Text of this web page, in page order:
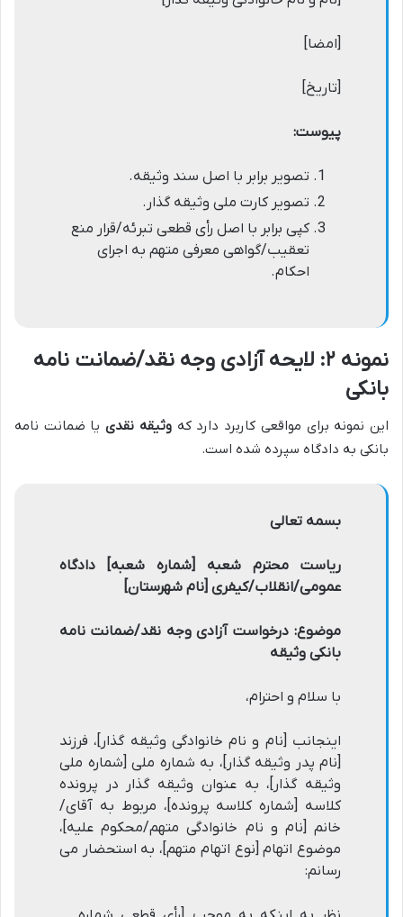
[امضا]
[تاریخ]
پیوست:
تصویر برابر با اصل سند وثیقه.
تصویر کارت ملی وثیقه گذار.
کپی برابر با اصل رأی قطعی تبرئه/قرار منع
تعقیب/گواهی معرفی متهم به اجرای
احکام.
نمونه ۲: لایحه آزادی وجه نقد/ضمانت نامه
بانکی
این نمونه برای مواقعی کاربرد دارد کهوثیقه نقدییا ضمانت نامه
بانکی به دادگاه سپرده شده است.
بسمه تعالی
ریاست محترم شعبه [شماره شعبه] دادگاه
عمومی/انقلاب/کیفری [نام شهرستان]
موضوع: درخواست آزادی وجه نقد/ضمانت نامه
بانکی وثیقه
با سلام و احترام،
اینجانب [نام و نام خانوادگی وثیقه گذار]، فرزند
[نام پدر وثیقه گذار]، به شماره ملی [شماره ملی
وثیقه گذار]، به عنوان وثیقه گذار در پرونده
کلاسه [شماره کلاسه پرونده]، مربوط به آقای/
خانم [نام و نام خانوادگی متهم/محکوم علیه]،
موضوع اتهام [نوع اتهام متهم]، به استحضار می
رسانم: